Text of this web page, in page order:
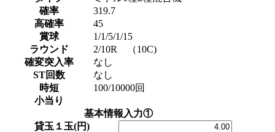
確率
319.7
高確率
45
賞球
1/1/5/1/15
ラウンド
2/10R （10C)
確変突入率
なし
ST回数
なし
時短
100/10000回
小当り
基本情報入力①
貸玉１玉(円)